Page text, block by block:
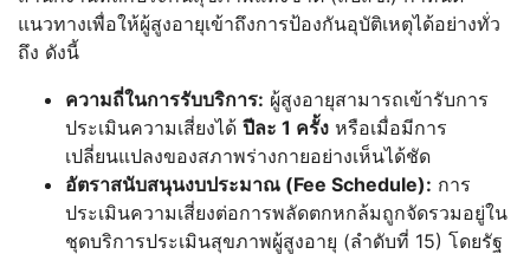
แนวทางเพื่อให้ผู้สูงอายุเข้าถึงการป้องกันอุบัติเหตุได้อย่างทั่ว
ถึง ดังนี้
ความถี่ในการรับบริการ: ผู้สูงอายุสามารถเข้ารับการ
ประเมินความเสี่ยงได้ ปีละ 1 ครั้ง หรือเมื่อมีการ
เปลี่ยนแปลงของสภาพร่างกายอย่างเห็นได้ชัด
อัตราสนับสนุนงบประมาณ (Fee Schedule): การ
ประเมินความเสี่ยงต่อการพลัดตกหกล้มถูกจัดรวมอยู่ใน
ชุดบริการประเมินสุขภาพผู้สูงอายุ (ลำดับที่ 15) โดยรัฐ